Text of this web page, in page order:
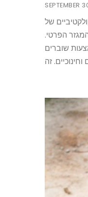
SEPTEMBER
של
הפרטי.
שוברים